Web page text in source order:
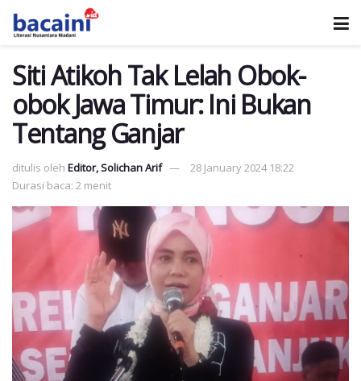
Siti Atikoh Tak Lelah Obok-
obok Jawa Timur: Ini Bukan
Tentang Ganjar
ditulis oleh Editor, Solichan Arif
28 January 2024 18:22
Durasi baca: 2 menit